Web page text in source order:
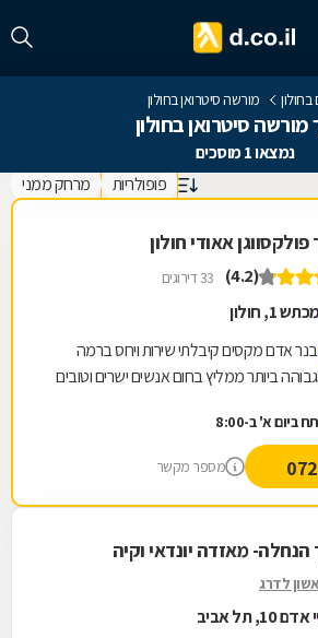
מורשה סיטרואן בחולון
מורשה סיטרואן בחולון
נמצאו 1 מוסכים
פופולריות מרחק ממני
אאודי חולון
(4.2) 33 דירוגים
1, חולון
אדם מקסים קיבלתי שירות ויחס ברמה
ביותר ממליץ בחום אנשים ישרים וטובים
ביום א' ב-8:00
מספר מקשר
הנחלה- מאזדה יונדאי וקיה
לדרג
10, תל אביב